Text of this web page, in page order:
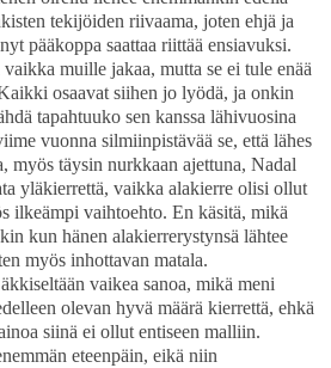
tekijöiden riivaama, joten ehjä ja
pääkoppa saattaa riittää ensiavuksi.
muille jakaa, mutta se ei tule enää
osaavat siihen jo lyödä, ja onkin
tapahtuuko sen kanssa lähivuosina
vuonna silmiinpistävää se, että lähes
myös täysin nurkkaan ajettuna, Nadal
yläkierrettä, vaikka alakierre olisi ollut
ilkeämpi vaihtoehto. En käsitä, mikä
kun hänen alakierrerystynsä lähtee
myös inhottavan matala.
vaikea sanoa, mikä meni
olevan hyvä määrä kierrettä, ehkä
siinä ei ollut entiseen malliin.
eteenpäin, eikä niin